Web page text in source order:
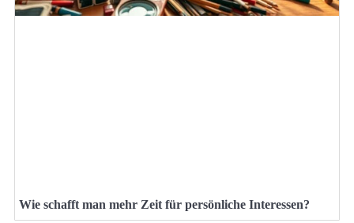
Wie schafft man mehr Zeit für persönliche Interessen?